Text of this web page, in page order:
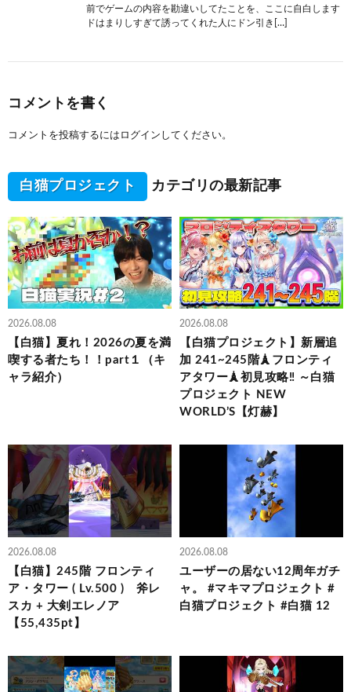
前でゲームの内容を勘違いしてたことを、ここに自白します
ドはまりしすぎて誘ってくれた人にドン引き[…]
コメントを書く
コメントを投稿するには ログイン してください。
白猫プロジェクト カテゴリの最新記事
2026.08.08
【白猫】夏れ！2026の夏を満
喫する者たち！！part１（キ
ャラ紹介）
2026.08.08
【白猫プロジェクト】新層追
加 241~245階🗼フロンティ
アタワー🗼初見攻略‼ ～白猫
プロジェクト NEW
WORLD’S【灯赫】
2026.08.08
【白猫】245階 フロンティ
ア・タワー ( Lv.500 ) 斧レ
スカ + 大剣エレノア
【55,435pt】
2026.08.08
ユーザーの居ない12周年ガチ
ャ。 #マキマプロジェクト #
白猫プロジェクト #白猫 12